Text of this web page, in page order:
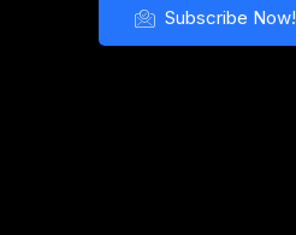
Subscribe Now!